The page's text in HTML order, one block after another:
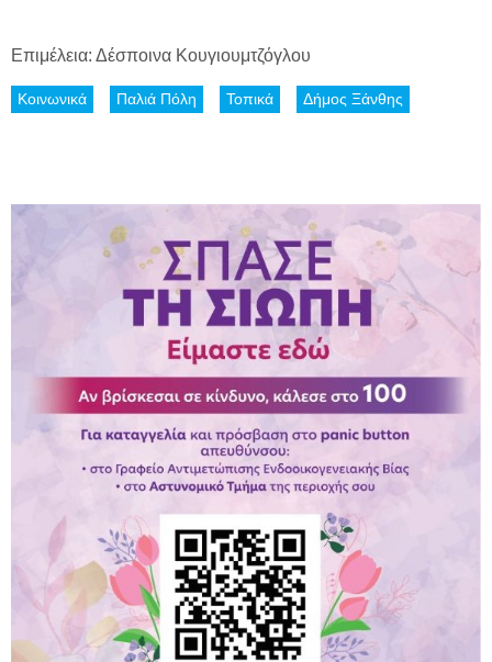
Επιμέλεια: Δέσποινα Κουγιουμτζόγλου
Κοινωνικά Παλιά Πόλη Τοπικά Δήμος Ξάνθης